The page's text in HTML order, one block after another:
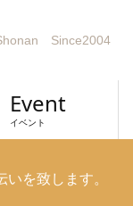
Since2004
Event
イベント
を致します。